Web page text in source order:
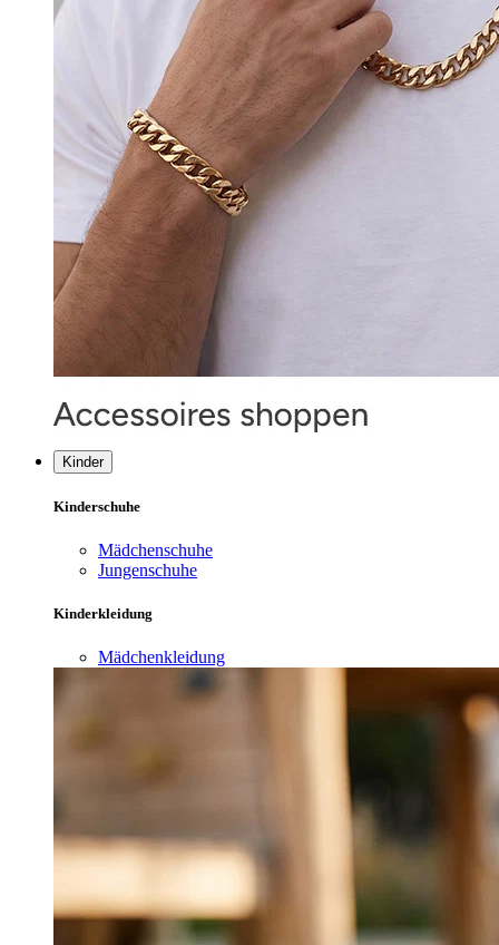
Kinder
Kinderschuhe
Mädchenschuhe
Jungenschuhe
Kinderkleidung
Mädchenkleidung